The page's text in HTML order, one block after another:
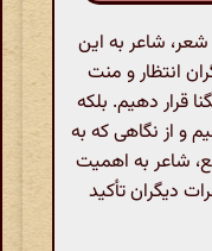
شاعر به این
انتظار و منت
قرار دهیم. بلکه
و از نگاهی که به
شاعر به اهمیت
دیگران تأکید